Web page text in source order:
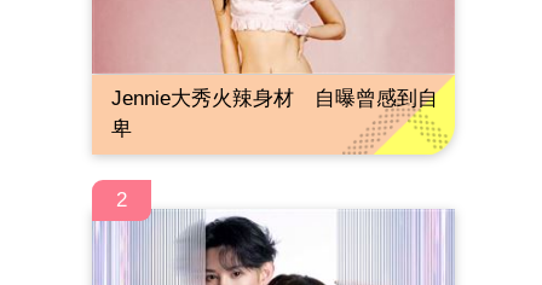
Jennie大秀火辣身材 自曝曾感到自
卑
2